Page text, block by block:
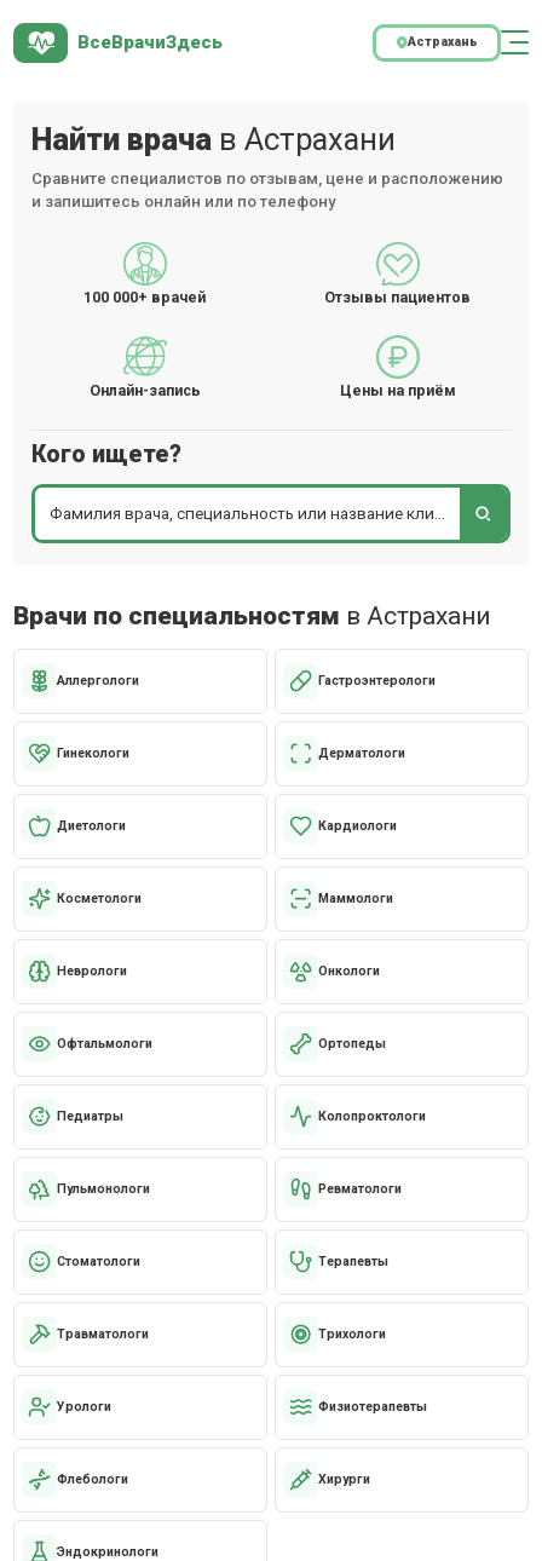
ВсеВрачиЗдесь Астрахань
Найти врача в Астрахани
Сравните специалистов по отзывам, цене и расположению
и запишитесь онлайн или по телефону
100 000+ врачей Отзывы пациентов
Онлайн-запись Цены на приём
Кого ищете?
Врачи по специальностям в Астрахани
Аллергологи Гастроэнтерологи
Гинекологи Дерматологи
Диетологи Кардиологи
Косметологи Маммологи
Неврологи Онкологи
Офтальмологи Ортопеды
Педиатры Колопроктологи
Пульмонологи Ревматологи
Стоматологи Терапевты
Травматологи Трихологи
Урологи Физиотерапевты
Флебологи Хирурги
Эндокринологи